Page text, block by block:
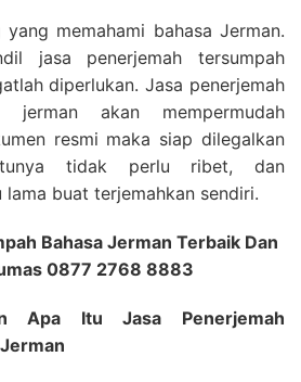
memahami bahasa Jerman.
jasa penerjemah tersumpah
diperlukan. Jasa penerjemah
jerman akan mempermudah
resmi maka siap dilegalkan
tidak perlu ribet, dan
buat terjemahkan sendiri.
Bahasa Jerman Terbaik Dan
0877 2768 8883
Apa Itu Jasa Penerjemah